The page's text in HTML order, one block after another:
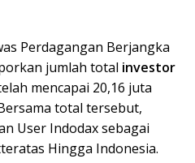
Perdagangan Berjangka
jumlah total investor
mencapai 20,16 juta
total tersebut,
User Indodax sebagai
Hingga Indonesia.